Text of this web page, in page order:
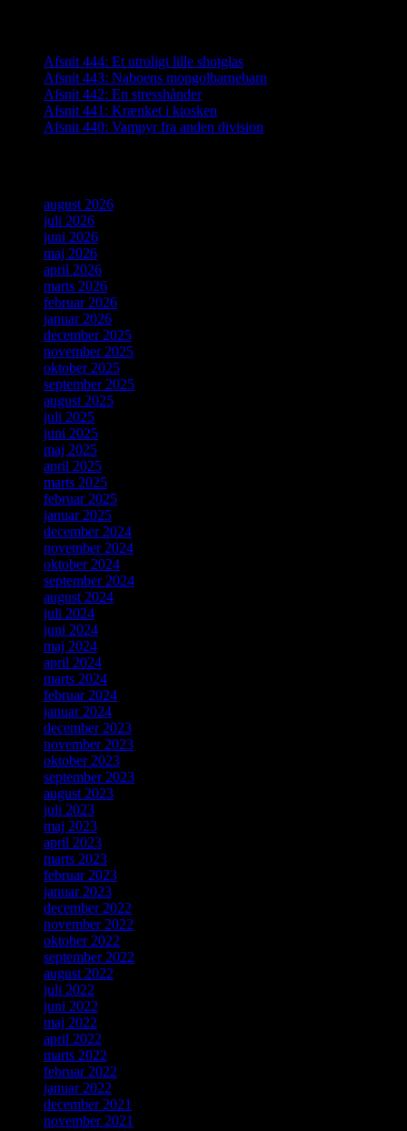
Afsnit 444: Et utroligt lille shotglas
Afsnit 443: Naboens mongolbarnebarn
Afsnit 442: En stresshånder
Afsnit 441: Krænket i kiosken
Afsnit 440: Vampyr fra anden division
august 2026
juli 2026
juni 2026
maj 2026
april 2026
marts 2026
februar 2026
januar 2026
december 2025
november 2025
oktober 2025
september 2025
august 2025
juli 2025
juni 2025
maj 2025
april 2025
marts 2025
februar 2025
januar 2025
december 2024
november 2024
oktober 2024
september 2024
august 2024
juli 2024
juni 2024
maj 2024
april 2024
marts 2024
februar 2024
januar 2024
december 2023
november 2023
oktober 2023
september 2023
august 2023
juli 2023
maj 2023
april 2023
marts 2023
februar 2023
januar 2023
december 2022
november 2022
oktober 2022
september 2022
august 2022
juli 2022
juni 2022
maj 2022
april 2022
marts 2022
februar 2022
januar 2022
december 2021
november 2021